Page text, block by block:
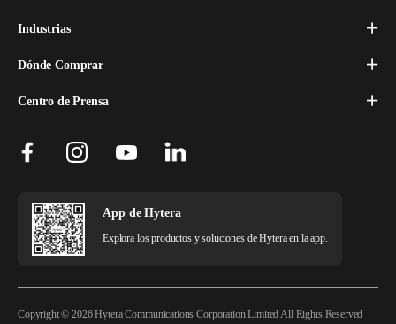
Industrias
Dónde Comprar
Centro de Prensa
App de Hytera
Explora los productos y soluciones de Hytera en la app.
Copyright © 2026 Hytera Communications Corporation Limited All Rights Reserved